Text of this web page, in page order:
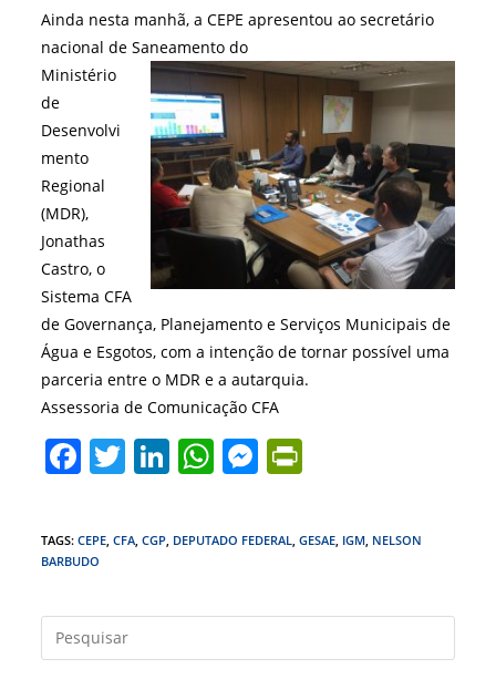
Ainda nesta manhã, a CEPE apresentou ao secretário
nacional de Saneamento do
Ministério
de
Desenvolvi
mento
Regional
(MDR),
Jonathas
Castro, o
Sistema CFA
de Governança, Planejamento e Serviços Municipais de
Água e Esgotos, com a intenção de tornar possível uma
parceria entre o MDR e a autarquia.
Assessoria de Comunicação CFA
F
c
e
o
o
T
itt
er
Li
k
n
W
at
p
p
M
ss
g
er
tF
n
dl
TAGS:CEPE CFA CGP DEPUTADO FEDERAL GESAE IGM NELSON
BARBUDO
a